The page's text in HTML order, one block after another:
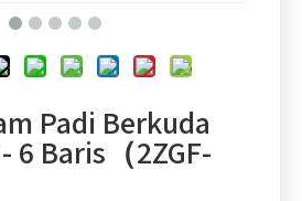
Padi Berkuda
6 Baris（2ZGF-